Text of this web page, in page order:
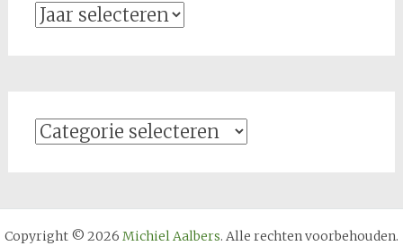
Categorieën
Copyright © 2026 Michiel Aalbers. Alle rechten voorbehouden.